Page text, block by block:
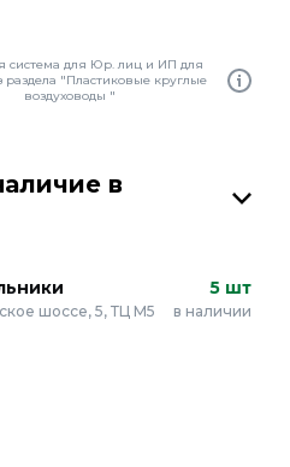
система для Юр. лиц и ИП для
раздела "Пластиковые круглые
воздуховоды "
в
шоссе, 5, ТЦ М5
5 шт
в наличии